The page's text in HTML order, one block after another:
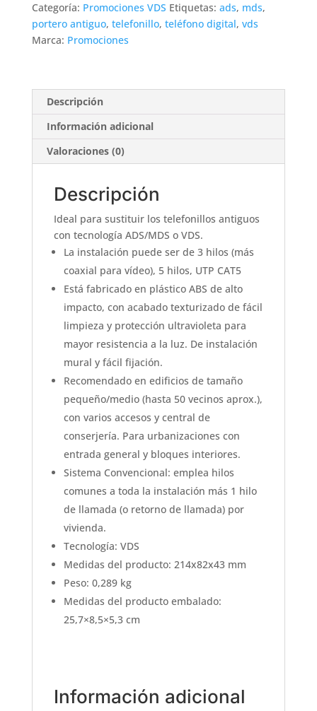
Valencia
Categoría: Promociones VDS Etiquetas: ads, mds,
portero antiguo, telefonillo, teléfono digital, vds
Marca: Promociones
Descripción
Información adicional
Valoraciones (0)
Descripción
Ideal para sustituir los telefonillos antiguos
con tecnología ADS/MDS o VDS.
La instalación puede ser de 3 hilos (más
coaxial para vídeo), 5 hilos, UTP CAT5
Está fabricado en plástico ABS de alto
impacto, con acabado texturizado de fácil
limpieza y protección ultravioleta para
mayor resistencia a la luz. De instalación
mural y fácil fijación.
Recomendado en edificios de tamaño
pequeño/medio (hasta 50 vecinos aprox.),
con varios accesos y central de
conserjería. Para urbanizaciones con
entrada general y bloques interiores.
Sistema Convencional: emplea hilos
comunes a toda la instalación más 1 hilo
de llamada (o retorno de llamada) por
vivienda.
Tecnología: VDS
Medidas del producto: 214x82x43 mm
Peso: 0,289 kg
Medidas del producto embalado:
25,7×8,5×5,3 cm
Información adicional